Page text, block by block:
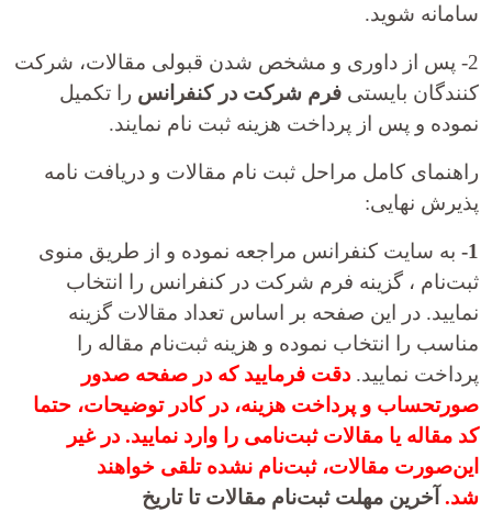
سامانه شوید.
2- پس از داوری و مشخص شدن قبولی مقالات، شرکت
کنندگان بایستی فرم شرکت در کنفرانس را تکمیل
نموده و پس از پرداخت هزینه ثبت نام نمایند.
راهنمای کامل مراحل ثبت نام مقالات و دریافت نامه
پذیرش نهایی:
1-
به سایت کنفرانس مراجعه نموده و از طریق منوی
ثبت‌نام ، گزینه فرم شرکت در کنفرانس را انتخاب
نمایید. در این صفحه بر اساس تعداد مقالات گزینه
مناسب را انتخاب نموده و هزینه ثبت‌نام مقاله را
پرداخت نمایید. دقت فرمایید که در صفحه صدور
صورتحساب و پرداخت هزینه، در کادر توضیحات، حتما
کد مقاله یا مقالات ثبت‌نامی را وارد نمایید. در غیر
این‌صورت مقالات، ثبت‌نام نشده تلقی خواهند
شد. آخرین مهلت ثبت‌نام مقالات تا تاریخ